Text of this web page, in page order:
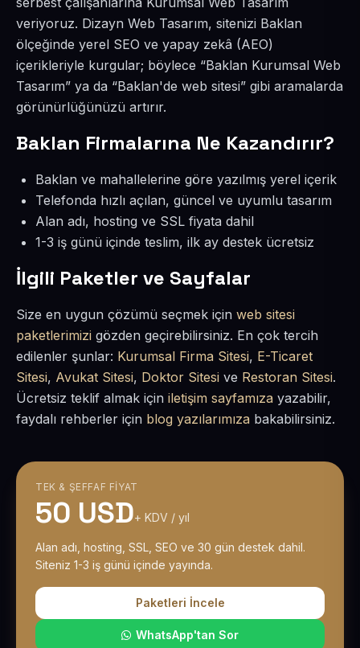
veriyoruz. Dizayn Web Tasarım, sitenizi Baklan
ölçeğinde yerel SEO ve yapay zekâ (AEO)
içerikleriyle kurgular; böylece “Baklan Kurumsal Web
Tasarım” ya da “Baklan'de web sitesi” gibi aramalarda
görünürlüğünüzü artırır.
Baklan Firmalarına Ne Kazandırır?
Baklan ve mahallelerine göre yazılmış yerel içerik
Telefonda hızlı açılan, güncel ve uyumlu tasarım
Alan adı, hosting ve SSL fiyata dahil
1-3 iş günü içinde teslim, ilk ay destek ücretsiz
İlgili Paketler ve Sayfalar
Size en uygun çözümü seçmek için web sitesi
paketlerimizi gözden geçirebilirsiniz. En çok tercih
edilenler şunlar: Kurumsal Firma Sitesi, E-Ticaret
Sitesi, Avukat Sitesi, Doktor Sitesi ve Restoran Sitesi.
Ücretsiz teklif almak için iletişim sayfamıza yazabilir,
faydalı rehberler için blog yazılarımıza bakabilirsiniz.
TEK & ŞEFFAF FIYAT
50 USD+ KDV / yıl
Alan adı, hosting, SSL, SEO ve 30 gün destek dahil.
Siteniz 1-3 iş günü içinde yayında.
Paketleri İncele
WhatsApp'tan Sor